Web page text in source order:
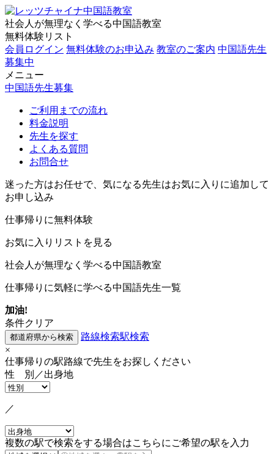
社会人が無理なく学べる中国語教室
無料体験リスト
会員ログイン 無料体験のお申込み 教室のご案内 中国語先生
募集中
メニュー
中国語先生募集
ご利用までの流れ
料金説明
先生を探す
よくある質問
お問合せ
迷った方はお任せで、気になる先生はお気に入りに追加して
お申し込み
仕事帰りに無料体験
お気に入りリストを見る
社会人が無理なく学べる中国語教室
仕事帰りに気軽に学べる中国語先生一覧
加油!
条件クリア
路線検索駅検索
×
仕事帰りの駅路線で先生をお探しください
性 別／出身地
／
複数の駅で検索をする場合はこちらにご希望の駅を入力